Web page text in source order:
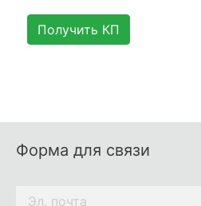
Получить КП
Форма для связи